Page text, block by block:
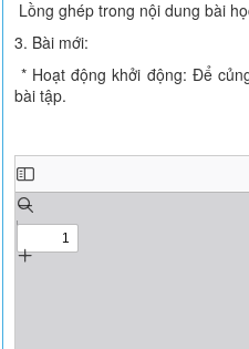
Lồng ghép trong nội dung bài
3. Bài mới:
* Hoạt động khởi động: Để
bài tập.